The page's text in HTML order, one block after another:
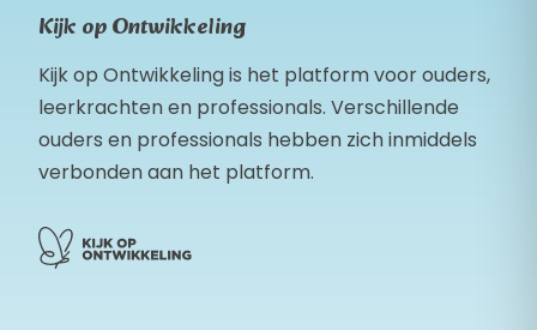
Kijk op Ontwikkeling
Kijk op Ontwikkeling is het platform voor ouders,
leerkrachten en professionals. Verschillende
ouders en professionals hebben zich inmiddels
verbonden aan het platform.